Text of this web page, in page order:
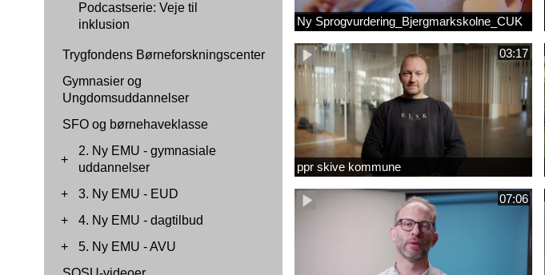
Podcastserie: Veje til
inklusion
Trygfondens Børneforskningscenter
Gymnasier og
Ungdomsuddannelser
SFO og børnehaveklasse
+
2. Ny EMU - gymnasiale
uddannelser
+
3. Ny EMU - EUD
+
4. Ny EMU - dagtilbud
+
5. Ny EMU - AVU
Ny Sprogvurdering_Bjergmarkskolne_CUK
03:17
ppr skive kommune
07:06